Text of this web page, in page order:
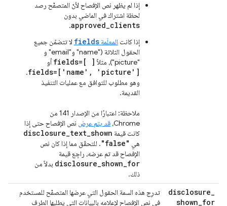
إذا لم يظهر نص الإفصاح لأنّ المتصفّح رصد
لحظة اشتراك في الماضي بدون
approved_clients
.
إذا كانت المعلَمة fields لا تتضمّن جميع
الحقول الثلاثة ("name" و"email" و
"picture")، مثلاً
fields=[ ] أو
fields=['name', 'picture']
.
وهو مطلوب للتوافق مع عمليات التنفيذ
القديمة.
ملاحظة: اعتبارًا من الإصدار 141 من
Chrome، قد يتم عرض نص الإفصاح حتى إذا
كانت قيمة disclosure_text_shown
هي "false". للتحقّق مما إذا كان نص
الإفصاح قد تم عرضه، راجِع قيمة
disclosure_shown_for بدلاً من
ذلك.
disclosure_
shown_for
تدرِج هذه السمة الحقول التي عرضها المتصفّح للمستخدم
في نص الإفصاح لإعلامه بالبيانات التي يطلبها الطرف